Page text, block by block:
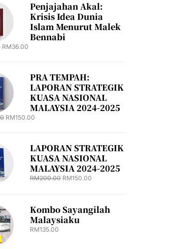
Penjajahan Akal:
Krisis Idea Dunia
Islam Menurut Malek
Bennabi
RM36.00
PRA TEMPAH:
LAPORAN STRATEGIK
KUASA NASIONAL
MALAYSIA 2024-2025
RM150.00
LAPORAN STRATEGIK
KUASA NASIONAL
MALAYSIA 2024-2025
RM200.00 RM150.00
Kombo Sayangilah
Malaysiaku
RM135.00